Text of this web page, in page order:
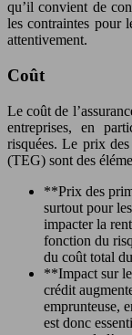
qu’il convient de
les contraintes pour
attentivement.
Coût
Le coût de
entreprises, en
risquées. Le prix
(TEG) sont des
**Prix des
surtout pour
impacter la
fonction du
du coût total
**Impact sur
crédit
emprunteuse,
est donc